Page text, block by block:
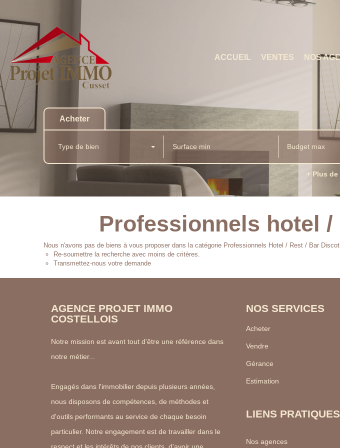
ACCUEIL VENTES NOS
Acheter
Type de bien
+ Plus
Professionnels hotel
Nous n'avons pas de biens à vous proposer dans la catégorie Professionnels Hotel / Rest / Bar
Re-soumettre la recherche avec moins de critères.
Transmettez-nous votre demande
AGENCE PROJET IMMO
COSTELLOIS
Notre mission est avant tout d'être une référence dans
notre métier...
Engagés dans l'immobilier depuis plusieurs années,
nous disposons de compétences, de méthodes et
d'outils performants au service de chaque besoin
particulier. Notre engagement est de travailler dans le
NOS SERVICES
Acheter
Vendre
Gérance
Estimation
LIENS PRATIQUES
Nos agences